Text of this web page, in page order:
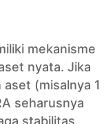
mekanisme
nyata. Jika
(misalnya 1
seharusnya
stabilitas